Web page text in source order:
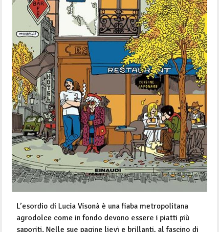
L’esordio di Lucia Visonà è una fiaba metropolitana
agrodolce come in fondo devono essere i piatti più
saporiti. Nelle sue pagine lievi e brillanti, al fascino di